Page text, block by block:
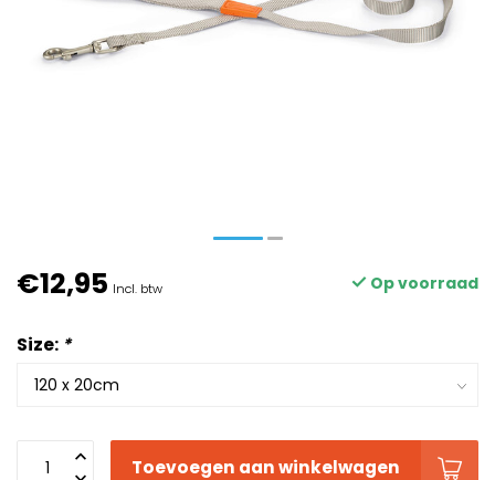
€12,95 Incl. btw Op voorraad
Size: *
Toevoegen aan winkelwagen